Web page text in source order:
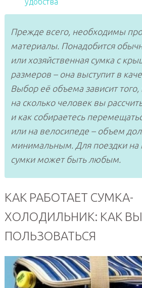
Прежде всего, необходимы
материалы. Понадобится
или хозяйственная сумка с
размеров – она выступит в
Выбор её объема зависит
на сколько человек вы
и как собираетесь
или на велосипеде – объем
минимальным. Для поездки
сумки может быть любым.
КАК РАБОТАЕТ СУМКА-
ХОЛОДИЛЬНИК: КАК
ПОЛЬЗОВАТЬСЯ